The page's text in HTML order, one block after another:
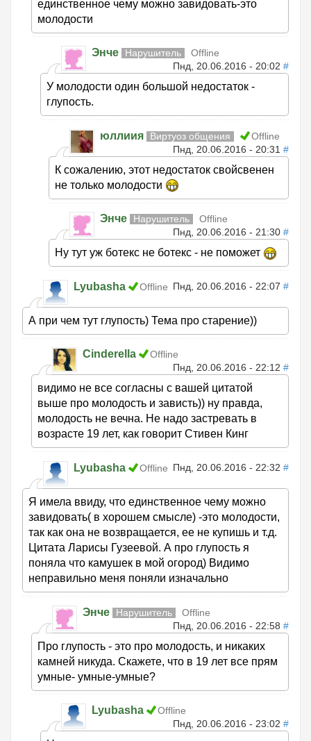
единственное чему можно завидовать-это
молодости
Энче Нарушитель
Offline
Пнд, 20.06.2016 - 20:02 #
У молодости один большой недостаток -
глупость.
юллиия Виртуоз общения
Offline
Пнд, 20.06.2016 - 20:31 #
К сожалению, этот недостаток свойсвенен
не только молодости
Энче Нарушитель
Offline
Пнд, 20.06.2016 - 21:30 #
Ну тут уж ботекс не ботекс - не поможет
Lyubasha Offline Пнд, 20.06.2016 - 22:07 #
А при чем тут глупость) Тема про старение))
Cinderella
Offline
Пнд, 20.06.2016 - 22:12 #
видимо не все согласны с вашей цитатой
выше про молодость и зависть)) ну правда,
молодость не вечна. Не надо застревать в
возрасте 19 лет, как говорит Стивен Кинг
Lyubasha Offline Пнд, 20.06.2016 - 22:32 #
Я имела ввиду, что единственное чему можно
завидовать( в хорошем смысле) -это молодости,
так как она не возвращается, ее не купишь и т.д.
Цитата Ларисы Гузеевой. А про глупость я
поняла что камушек в мой огород) Видимо
неправильно меня поняли изначально
Энче Нарушитель
Offline
Пнд, 20.06.2016 - 22:58 #
Про глупость - это про молодость, и никаких
камней никуда. Скажете, что в 19 лет все прям
умные- умные-умные?
Lyubasha
Offline
Пнд, 20.06.2016 - 23:02 #